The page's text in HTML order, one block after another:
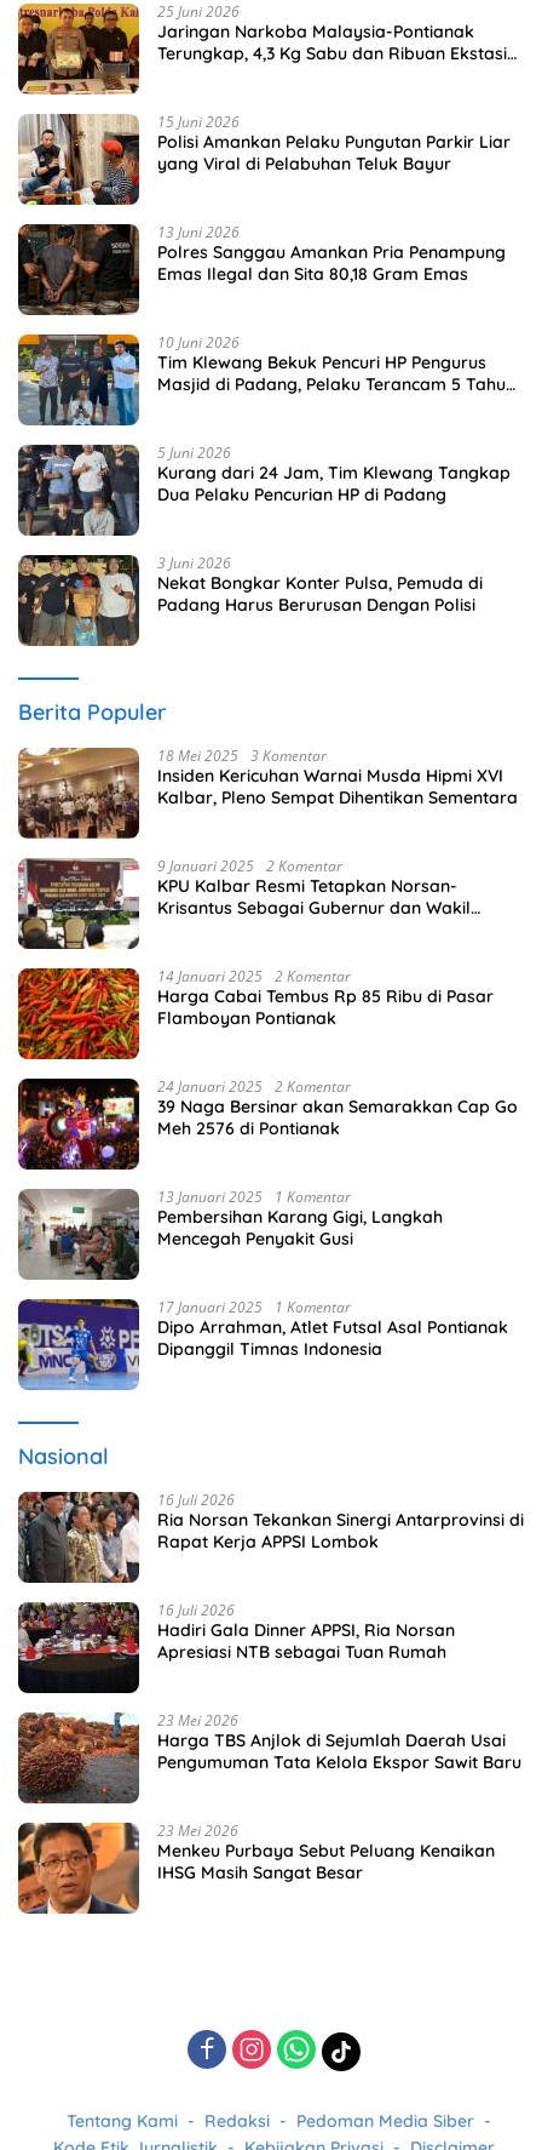
25 Juni 2026
Jaringan Narkoba Malaysia-Pontianak
Terungkap, 4,3 Kg Sabu dan Ribuan Ekstasi
15 Juni 2026
Polisi Amankan Pelaku Pungutan Parkir Liar
yang Viral di Pelabuhan Teluk Bayur
13 Juni 2026
Polres Sanggau Amankan Pria Penampung
Emas Ilegal dan Sita 80,18 Gram Emas
10 Juni 2026
Tim Klewang Bekuk Pencuri HP Pengurus
Masjid di Padang, Pelaku Terancam 5 Tahun
5 Juni 2026
Kurang dari 24 Jam, Tim Klewang Tangkap
Dua Pelaku Pencurian HP di Padang
3 Juni 2026
Nekat Bongkar Konter Pulsa, Pemuda di
Padang Harus Berurusan Dengan Polisi
Berita Populer
18 Mei 2025 3 Komentar
Insiden Kericuhan Warnai Musda Hipmi XVI
Kalbar, Pleno Sempat Dihentikan Sementara
9 Januari 2025 2 Komentar
KPU Kalbar Resmi Tetapkan Norsan-
Krisantus Sebagai Gubernur dan Wakil
14 Januari 2025 2 Komentar
Harga Cabai Tembus Rp 85 Ribu di Pasar
Flamboyan Pontianak
24 Januari 2025 2 Komentar
39 Naga Bersinar akan Semarakkan Cap Go
Meh 2576 di Pontianak
13 Januari 2025 1 Komentar
Pembersihan Karang Gigi, Langkah
Mencegah Penyakit Gusi
17 Januari 2025 1 Komentar
Dipo Arrahman, Atlet Futsal Asal Pontianak
Dipanggil Timnas Indonesia
Nasional
16 Juli 2026
Ria Norsan Tekankan Sinergi Antarprovinsi di
Rapat Kerja APPSI Lombok
16 Juli 2026
Hadiri Gala Dinner APPSI, Ria Norsan
Apresiasi NTB sebagai Tuan Rumah
23 Mei 2026
Harga TBS Anjlok di Sejumlah Daerah Usai
Pengumuman Tata Kelola Ekspor Sawit Baru
23 Mei 2026
Menkeu Purbaya Sebut Peluang Kenaikan
IHSG Masih Sangat Besar
Tentang Kami Redaksi
Pedoman Media Siber